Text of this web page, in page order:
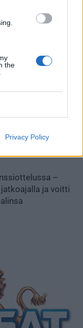
the
Privacy Policy
vääntö –
–
ja voitti